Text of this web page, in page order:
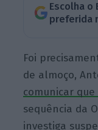
Escolha o
preferida
Foi
de almoço,
comunicar
sequência da
investiga